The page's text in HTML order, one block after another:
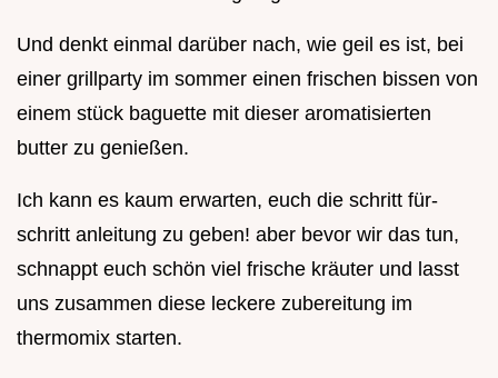
Und denkt einmal darüber nach, wie geil es ist, bei
einer grillparty im sommer einen frischen bissen von
einem stück baguette mit dieser aromatisierten
butter zu genießen.
Ich kann es kaum erwarten, euch die schritt für-
schritt anleitung zu geben! aber bevor wir das tun,
schnappt euch schön viel frische kräuter und lasst
uns zusammen diese leckere zubereitung im
thermomix starten.